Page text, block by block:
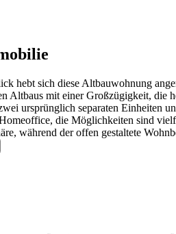
hebt sich diese Altbauwohnung
Altbaus mit einer Großzügigkeit,
ursprünglich separaten Einheiten
die Möglichkeiten sind
während der offen gestaltete